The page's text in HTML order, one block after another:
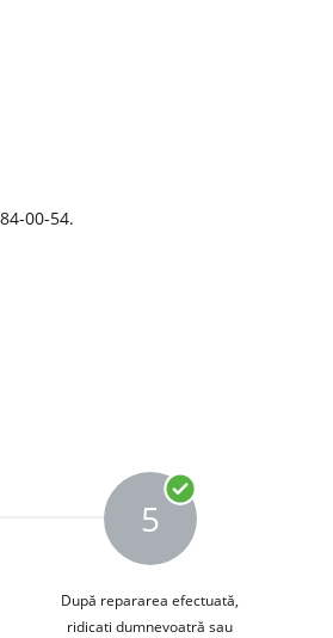
00-54.
5
După repararea efectuată,
ridicati dumnevoatră sau